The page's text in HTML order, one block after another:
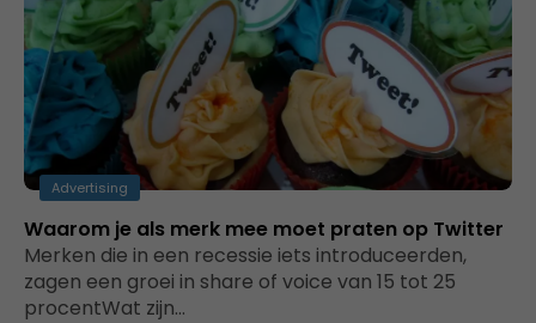
Advertising
Waarom je als merk mee moet praten op Twitter
Merken die in een recessie iets introduceerden,
zagen een groei in share of voice van 15 tot 25
procentWat zijn…